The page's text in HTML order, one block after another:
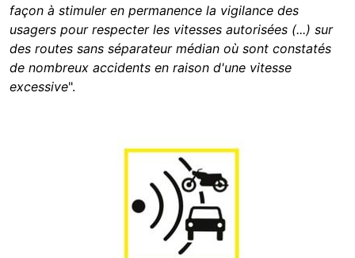
façon à stimuler en permanence la vigilance des
usagers pour respecter les vitesses autorisées (...) sur
des routes sans séparateur médian où sont constatés
de nombreux accidents en raison d'une vitesse
excessive".